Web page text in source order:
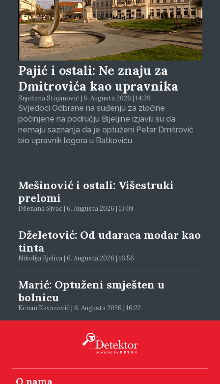
Pajić i ostali: Ne znaju za
Dmitrovića kao upravnika
Snježana Stojanović | 6. Augusta 2026 | 14:39
Svjedoci Odbrane na suđenju za zločine
počinjene na području Bijeljine izjavili su da
nemaju saznanja da je optuženi Petar Dmitrović
bio upravnik logora u Batkoviću.
Mešinović i ostali: Višestruki
prelomi
Dženana Sivac | 6. Augusta 2026 | 13:08
Dželetović: Od udaraca modar kao
tinta
Nikolija Bjelica | 6. Augusta 2026 | 16:56
Marić: Optuženi smješten u
bolnicu
Kenan Kavazović | 6. Augusta 2026 | 16:22
O nama